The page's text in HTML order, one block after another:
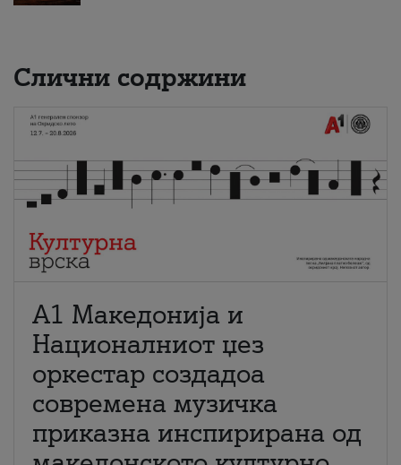
Слични содржини
А1 Македонија и
Националниот џез
оркестар создадоа
современа музичка
приказна инспирирана од